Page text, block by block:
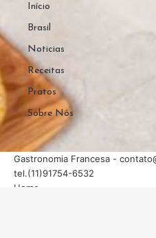
Início
Brasil
Noticias
Receitas
Pratos
Sobre Nós
Gastronomia Francesa -
tel.(11)91754-6532
Home